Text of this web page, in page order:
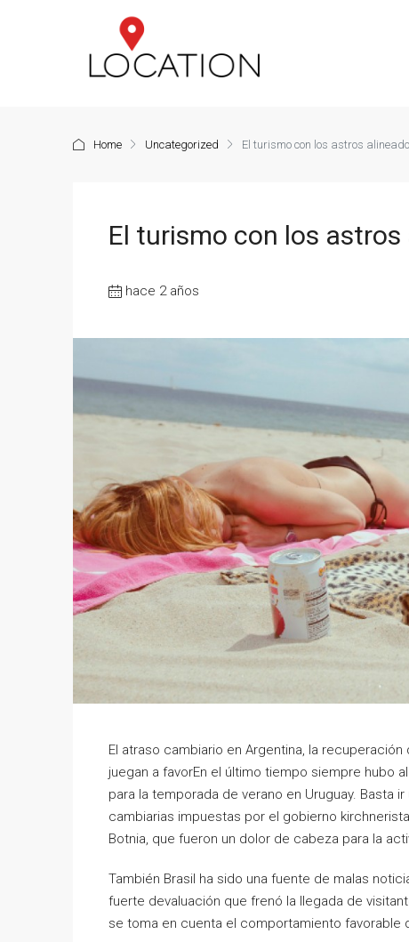
Home Uncategorized El turismo con los astros
El turismo con los astros
hace 2 años
El atraso cambiario en Argentina, la
juegan a favorEn el último tiempo siempre hubo
para la temporada de verano en Uruguay. Basta
cambiarias impuestas por el gobierno
Botnia, que fueron un dolor de cabeza para la
También Brasil ha sido una fuente de malas
fuerte devaluación que frenó la llegada de
se toma en cuenta el comportamiento